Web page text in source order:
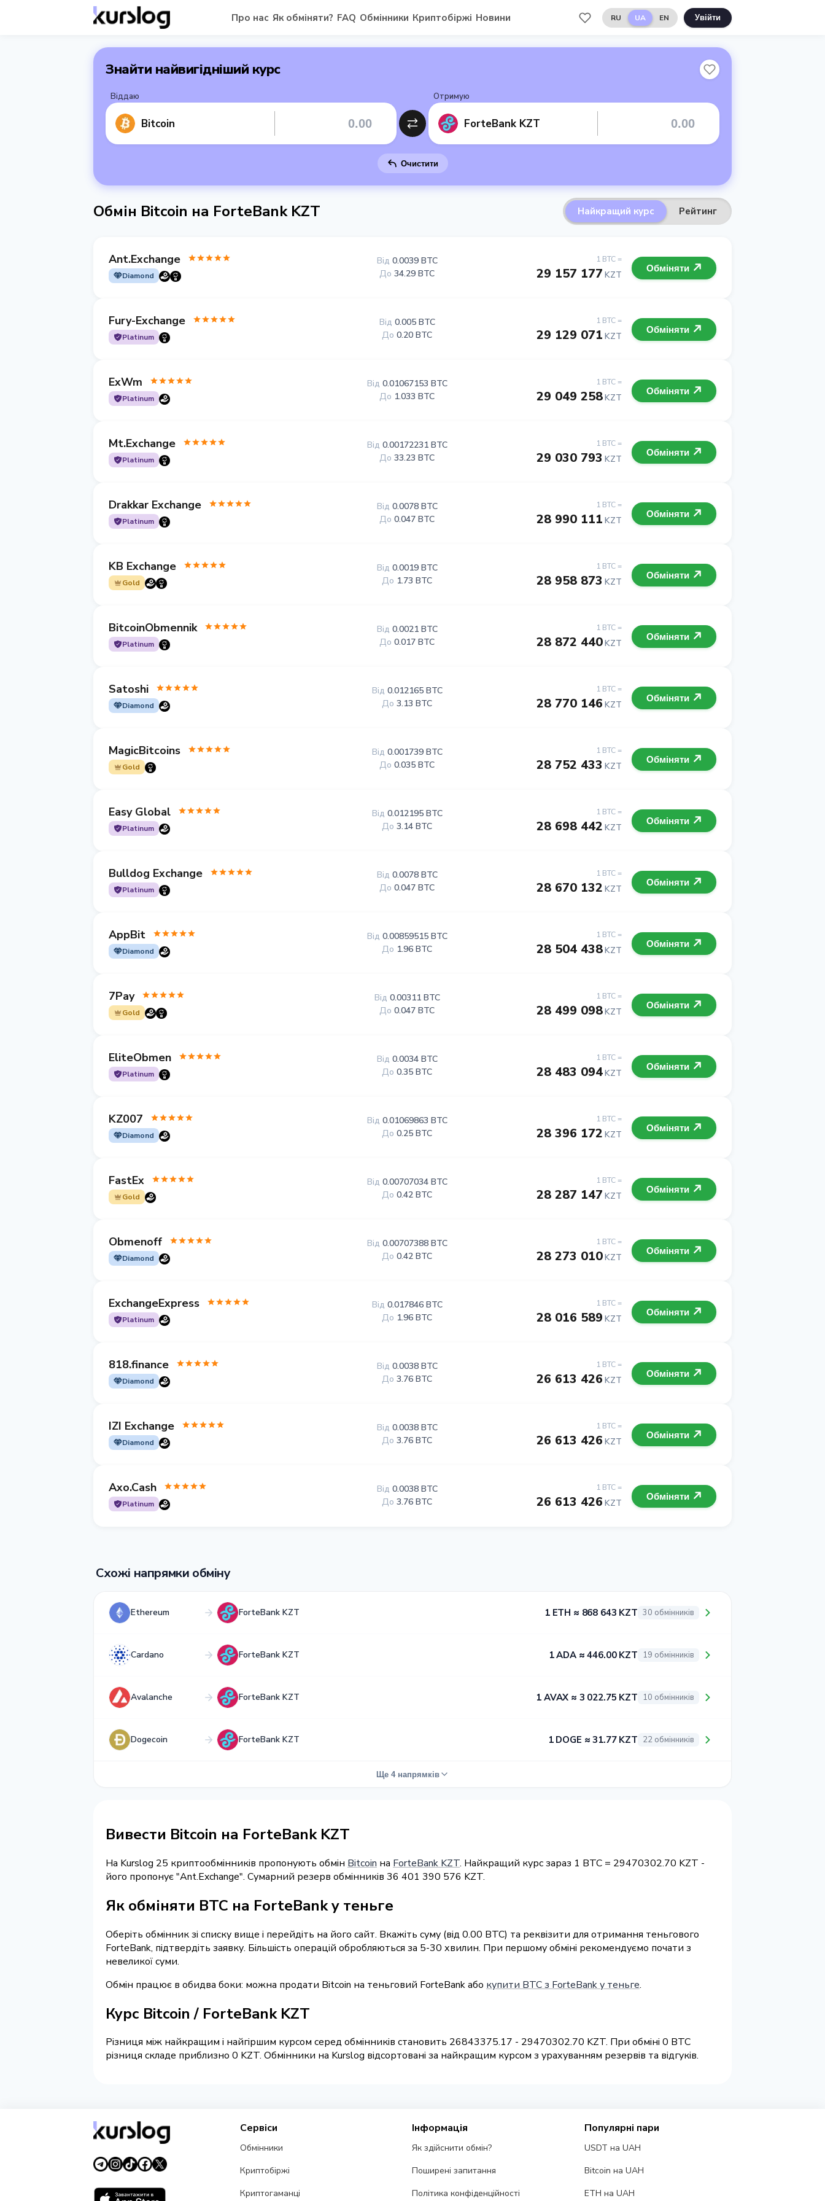
Про нас Як обміняти? FAQ Обмінники Криптобіржі Новини RU UA EN Увійти
Знайти найвигідніший курс
Віддаю
Bitcoin
Отримую
ForteBank KZT
Очистити
Обмін Bitcoin на ForteBank KZT Найкращий курс Рейтинг
Ant.Exchange
Diamond
1 BTC =
29 157 177 KZT
Від 0.0039 BTC
До 34.29 BTC Обміняти
Fury-Exchange
Platinum
1 BTC =
29 129 071 KZT
Від 0.005 BTC
До 0.20 BTC Обміняти
ExWm
Platinum
1 BTC =
29 049 258KZT
Від 0.01067153 BTC
До 1.033 BTC Обміняти
Mt.Exchange
Platinum
1 BTC =
29 030 793 KZT
Від 0.00172231 BTC
До 33.23 BTC Обміняти
Drakkar Exchange
Platinum
1 BTC =
28 990 111 KZT
Від 0.0078 BTC
До 0.047 BTC Обміняти
KB Exchange
Gold
1 BTC =
28 958 873 KZT
Від 0.0019 BTC
До 1.73 BTC Обміняти
BitcoinObmennik
Platinum
1 BTC =
28 872 440KZT
Від 0.0021 BTC
До 0.017 BTC Обміняти
Satoshi
Diamond
1 BTC =
28 770 146 KZT
Від 0.012165 BTC
До 3.13 BTC Обміняти
MagicBitcoins
Gold
1 BTC =
28 752 433 KZT
Від 0.001739 BTC
До 0.035 BTC Обміняти
Easy Global
Platinum
1 BTC =
28 698 442 KZT
Від 0.012195 BTC
До 3.14 BTC Обміняти
Bulldog Exchange
Platinum
1 BTC =
28 670 132 KZT
Від 0.0078 BTC
До 0.047 BTC Обміняти
AppBit
Diamond
1 BTC =
28 504 438KZT
Від 0.00859515 BTC
До 1.96 BTC Обміняти
7Pay
Gold
1 BTC =
28 499 098KZT
Від 0.00311 BTC
До 0.047 BTC Обміняти
EliteObmen
Platinum
1 BTC =
28 483 094KZT
Від 0.0034 BTC
До 0.35 BTC Обміняти
KZ007
Diamond
1 BTC =
28 396 172 KZT
Від 0.01069863 BTC
До 0.25 BTC Обміняти
FastEx
Gold
1 BTC =
28 287 147 KZT
Від 0.00707034 BTC
До 0.42 BTC Обміняти
Obmenoff
Diamond
1 BTC =
28 273 010KZT
Від 0.00707388 BTC
До 0.42 BTC Обміняти
ExchangeExpress
Platinum
1 BTC =
28 016 589 KZT
Від 0.017846 BTC
До 1.96 BTC Обміняти
818.finance
Diamond
1 BTC =
26 613 426 KZT
Від 0.0038 BTC
До 3.76 BTC Обміняти
IZI Exchange
Diamond
1 BTC =
26 613 426 KZT
Від 0.0038 BTC
До 3.76 BTC Обміняти
Axo.Cash
Platinum
1 BTC =
26 613 426 KZT
Від 0.0038 BTC
До 3.76 BTC Обміняти
Схожі напрямки обміну
Ethereum ForteBank KZT 1 ETH ≈ 868 643 KZT 30 обмінників
Cardano ForteBank KZT 1 ADA ≈ 446.00 KZT 19 обмінників
Avalanche ForteBank KZT 1 AVAX ≈ 3 022.75 KZT 10 обмінників
Dogecoin ForteBank KZT 1 DOGE ≈ 31.77 KZT 22 обмінників
Ще 4 напрямків
Вивести Bitcoin на ForteBank KZT
На Kurslog 25 криптообмінників пропонують обмін Bitcoin на ForteBank KZT. Найкращий курс зараз 1 BTC = 29470302.70 KZT -
його пропонує "Ant.Exchange". Сумарний резерв обмінників 36 401 390 576 KZT.
Як обміняти BTC на ForteBank у теньге
Оберіть обмінник зі списку вище і перейдіть на його сайт. Вкажіть суму (від 0.00 BTC) та реквізити для отримання теньгового
ForteBank, підтвердіть заявку. Більшість операцій обробляються за 5-30 хвилин. При першому обміні рекомендуємо почати з
невеликої суми.
Обмін працює в обидва боки: можна продати Bitcoin на теньговий ForteBank або купити BTC з ForteBank у теньге.
Курс Bitcoin / ForteBank KZT
Різниця між найкращим і найгіршим курсом серед обмінників становить 26843375.17 - 29470302.70 KZT. При обміні 0 BTC
різниця складе приблизно 0 KZT. Обмінники на Kurslog відсортовані за найкращим курсом з урахуванням резервів та відгуків.
Сервіси
Обмінники
Криптобіржі
Криптогаманці
Інформація
Як здійснити обмін?
Поширені запитання
Політика конфіденційності
Популярні пари
USDT на UAH
Bitcoin на UAH
ETH на UAH